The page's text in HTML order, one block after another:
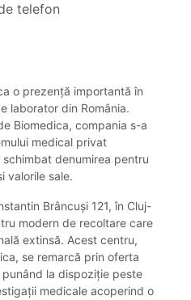
telefon
o prezență importantă în
laborator din România.
Biomedica, compania s-a
medical privat
denumirea pentru
valorile sale.
Brâncuși 121, în Cluj-
modern de recoltare care
extinsă. Acest centru,
se remarcă prin oferta
la dispoziție peste
medicale acoperind o